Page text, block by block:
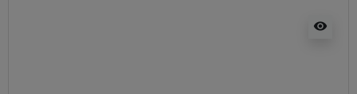
visibility